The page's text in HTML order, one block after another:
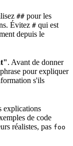
## pour les
Évitez # qui est
depuis le
. Avant de donner
pour expliquer
s'ils
explications
de code
réalistes, pas foo